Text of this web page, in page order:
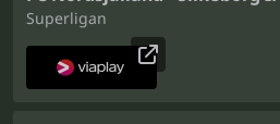
Superligan